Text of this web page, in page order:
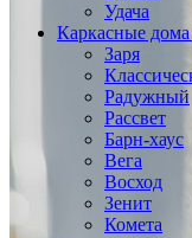
Удача
Каркасные
Заря
Радужный
Рассвет
Барн-хаус
Вега
Восход
Зенит
Комета